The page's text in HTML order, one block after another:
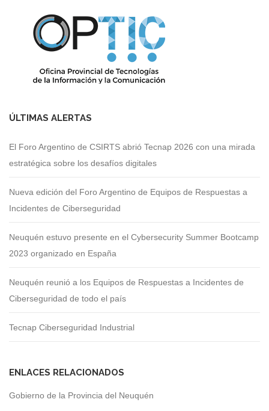
ÚLTIMAS ALERTAS
El Foro Argentino de CSIRTS abrió Tecnap 2026 con una mirada
estratégica sobre los desafíos digitales
Nueva edición del Foro Argentino de Equipos de Respuestas a
Incidentes de Ciberseguridad
Neuquén estuvo presente en el Cybersecurity Summer Bootcamp
2023 organizado en España
Neuquén reunió a los Equipos de Respuestas a Incidentes de
Ciberseguridad de todo el país
Tecnap Ciberseguridad Industrial
ENLACES RELACIONADOS
Gobierno de la Provincia del Neuquén